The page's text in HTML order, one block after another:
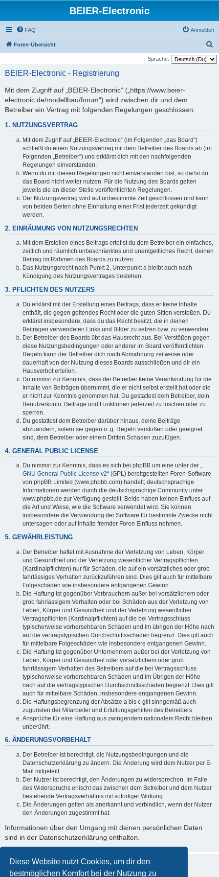
Diese Website nutzt Cookies, um dir den
bestmöglichen Komfort bei der Nutzung zu
BEIER-Electronic
FAQ Anmelden
Foren-Übersicht
u
Sprache:
BEIER-Electronic - Registrierung
Mit dem Zugriff auf „BEIER-Electronic“ („https://www.beier-
electronic.de/modellbau/forum“) wird zwischen dir und dem
Betreiber ein Vertrag mit folgenden Regelungen geschlossen:
1. NUTZUNGSVERTRAG
Mit dem Zugriff auf „BEIER-Electronic“ (im Folgenden „das Board“)
schließt du einen Nutzungsvertrag mit dem Betreiber des Boards ab (im
Folgenden „Betreiber“) und erklärst dich mit den nachfolgenden
Regelungen einverstanden.
Wenn du mit diesen Regelungen nicht einverstanden bist, so darfst du
das Board nicht weiter nutzen. Für die Nutzung des Boards gelten
jeweils die an dieser Stelle veröffentlichten Regelungen.
Der Nutzungsvertrag wird auf unbestimmte Zeit geschlossen und kann
von beiden Seiten ohne Einhaltung einer Frist jederzeit gekündigt
werden.
2. EINRÄUMUNG VON NUTZUNGSRECHTEN
Mit dem Erstellen eines Beitrags erteilst du dem Betreiber ein einfaches,
zeitlich und räumlich unbeschränktes und unentgeltliches Recht, deinen
Beitrag im Rahmen des Boards zu nutzen.
Das Nutzungsrecht nach Punkt 2, Unterpunkt a bleibt auch nach
Kündigung des Nutzungsvertrages bestehen.
3. PFLICHTEN DES NUTZERS
Du erklärst mit der Erstellung eines Beitrags, dass er keine Inhalte
enthält, die gegen geltendes Recht oder die guten Sitten verstoßen. Du
erklärst insbesondere, dass du das Recht besitzt, die in deinen
Beiträgen verwendeten Links und Bilder zu setzen bzw. zu verwenden.
Der Betreiber des Boards übt das Hausrecht aus. Bei Verstößen gegen
diese Nutzungsbedingungen oder anderer im Board veröffentlichten
Regeln kann der Betreiber dich nach Abmahnung zeitweise oder
dauerhaft von der Nutzung dieses Boards ausschließen und dir ein
Hausverbot erteilen.
Du nimmst zur Kenntnis, dass der Betreiber keine Verantwortung für die
Inhalte von Beiträgen übernimmt, die er nicht selbst erstellt hat oder die
er nicht zur Kenntnis genommen hat. Du gestattest dem Betreiber, dein
Benutzerkonto, Beiträge und Funktionen jederzeit zu löschen oder zu
sperren.
Du gestattest dem Betreiber darüber hinaus, deine Beiträge
abzuändern, sofern sie gegen o. g. Regeln verstoßen oder geeignet
sind, dem Betreiber oder einem Dritten Schaden zuzufügen.
4. GENERAL PUBLIC LICENSE
Du nimmst zur Kenntnis, dass es sich bei phpBB um eine unter der „
GNU General Public License v2“ (GPL) bereitgestellten Foren-Software
von phpBB Limited (www.phpbb.com) handelt; deutschsprachige
Informationen werden durch die deutschsprachige Community unter
www.phpbb.de zur Verfügung gestellt. Beide haben keinen Einfluss auf
die Art und Weise, wie die Software verwendet wird. Sie können
insbesondere die Verwendung der Software für bestimmte Zwecke nicht
untersagen oder auf Inhalte fremder Foren Einfluss nehmen.
5. GEWÄHRLEISTUNG
Der Betreiber haftet mit Ausnahme der Verletzung von Leben, Körper
und Gesundheit und der Verletzung wesentlicher Vertragspflichten
(Kardinalpflichten) nur für Schäden, die auf ein vorsätzliches oder grob
fahrlässiges Verhalten zurückzuführen sind. Dies gilt auch für mittelbare
Folgeschäden wie insbesondere entgangenen Gewinn.
Die Haftung ist gegenüber Verbrauchern außer bei vorsätzlichem oder
grob fahrlässigem Verhalten oder bei Schäden aus der Verletzung von
Leben, Körper und Gesundheit und der Verletzung wesentlicher
Vertragspflichten (Kardinalpflichten) auf die bei Vertragsschluss
typischerweise vorhersehbaren Schäden und im übrigen der Höhe nach
auf die vertragstypischen Durchschnittsschäden begrenzt. Dies gilt auch
für mittelbare Folgeschäden wie insbesondere entgangenen Gewinn.
Die Haftung ist gegenüber Unternehmern außer bei der Verletzung von
Leben, Körper und Gesundheit oder vorsätzlichem oder grob
fahrlässigem Verhalten des Betreibers auf die bei Vertragsschluss
typischerweise vorhersehbaren Schäden und im Übrigen der Höhe
nach auf die vertragstypischen Durchschnittsschäden begrenzt. Dies gilt
auch für mittelbare Schäden, insbesondere entgangenen Gewinn.
Die Haftungsbegrenzung der Absätze a bis c gilt sinngemäß auch
zugunsten der Mitarbeiter und Erfüllungsgehilfen des Betreibers.
Ansprüche für eine Haftung aus zwingendem nationalem Recht bleiben
unberührt.
6. ÄNDERUNGSVORBEHALT
Der Betreiber ist berechtigt, die Nutzungsbedingungen und die
Datenschutzerklärung zu ändern. Die Änderung wird dem Nutzer per E-
Mail mitgeteilt.
Der Nutzer ist berechtigt, den Änderungen zu widersprechen. Im Falle
des Widerspruchs erlischt das zwischen dem Betreiber und dem Nutzer
bestehende Vertragsverhältnis mit sofortiger Wirkung.
Die Änderungen gelten als anerkannt und verbindlich, wenn der Nutzer
den Änderungen zugestimmt hat.
Informationen über den Umgang mit deinen persönlichen Daten
sind in der Datenschutzerklärung enthalten.